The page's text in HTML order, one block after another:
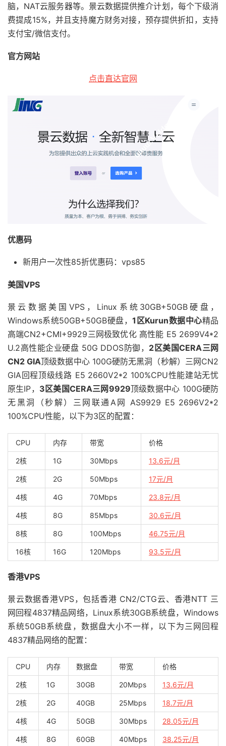
脑，NAT云服务器等。景云数据提供推介计划，每个下级消
费提成15%，并且支持魔方财务对接，预存提供折扣，支持
支付宝/微信支付。
官方网站
点击直达官网
优惠码
新用户一次性85折优惠码：vps85
美国VPS
景云数据美国VPS，Linux系统30GB+50GB硬盘，
Windows系统50GB+50GB硬盘，1区Kurun数据中心精品
高端CN2+CMI+9929三网极致优化 高性能 E5 2699V4*2
U.2高性能企业硬盘 50G DDOS防御， 2区美国CERA三网
CN2 GIA顶级数据中心 100G硬防无黑洞（秒解）三网CN2
GIA回程顶级线路 E5 2660V2*2 100%CPU性能建站无忧
原生IP， 3区美国CERA三网9929顶级数据中心 100G硬防
无黑洞（秒解）三网联通A网 AS9929 E5 2696V2*2
100%CPU性能，以下为3区的配置：
CPU 内存 带宽 价格
2核 1G 30Mbps 13.6元/月
2核 2G 50Mbps 17元/月
4核 4G 70Mbps 23.8元/月
4核 8G 85Mbps 30.6元/月
8核 8G 100Mbps 46.75元/月
16核 16G 120Mbps 93.5元/月
香港VPS
景云数据香港VPS，包括香港 CN2/CTG云、香港NTT 三
网回程4837精品网络，Linux系统30GB系统盘，Windows
系统50GB系统盘，数据盘大小不一样，以下为三网回程
4837精品网络的配置：
CPU 内存 数据盘 带宽 价格
2核 1G 30GB 20Mbps 13.6元/月
2核 2G 40GB 25Mbps 18.7元/月
4核 4G 50GB 30Mbps 28.05元/月
4核 8G 60GB 40Mbps 38.25元/月